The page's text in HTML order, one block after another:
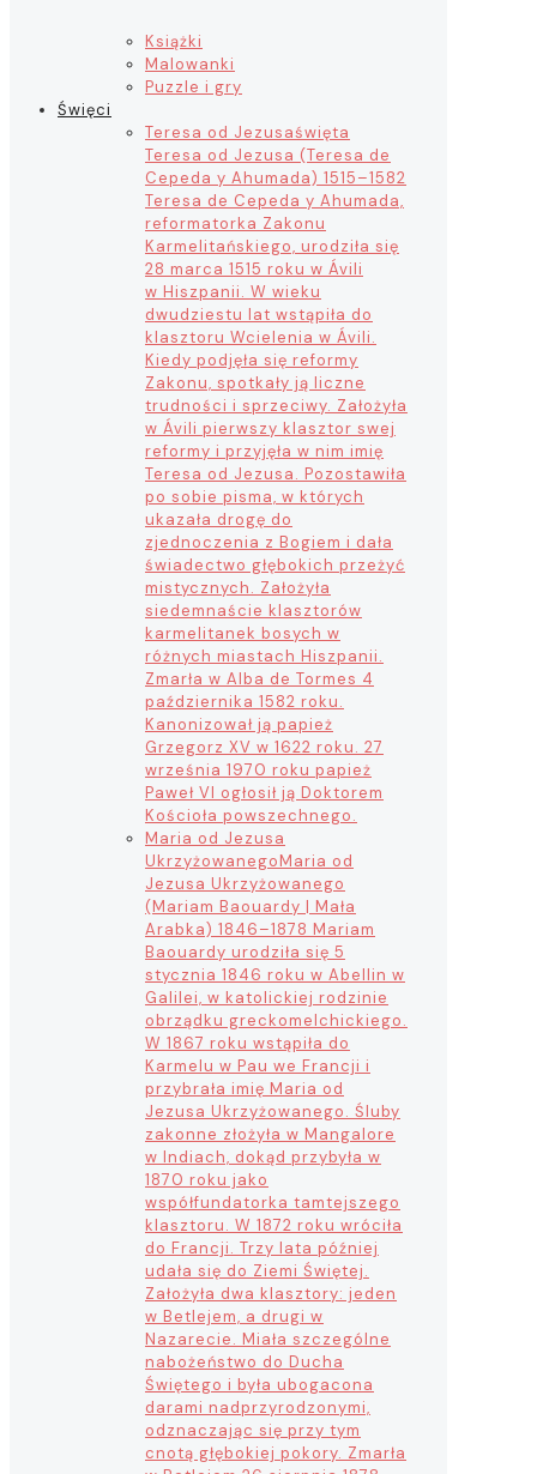
Książki
Malowanki
Puzzle i gry
Święci
Teresa od Jezusaświęta
Teresa od Jezusa (Teresa de
Cepeda y Ahumada) 1515–1582
Teresa de Cepeda y Ahumada,
reformatorka Zakonu
Karmelitańskiego, urodziła się
28 marca 1515 roku w Ávili
w Hiszpanii. W wieku
dwudziestu lat wstąpiła do
klasztoru Wcielenia w Ávili.
Kiedy podjęła się reformy
Zakonu, spotkały ją liczne
trudności i sprzeciwy. Założyła
w Ávili pierwszy klasztor swej
reformy i przyjęła w nim imię
Teresa od Jezusa. Pozostawiła
po sobie pisma, w których
ukazała drogę do
zjednoczenia z Bogiem i dała
świadectwo głębokich przeżyć
mistycznych. Założyła
siedemnaście klasztorów
karmelitanek bosych w
różnych miastach Hiszpanii.
Zmarła w Alba de Tormes 4
października 1582 roku.
Kanonizował ją papież
Grzegorz XV w 1622 roku. 27
września 1970 roku papież
Paweł VI ogłosił ją Doktorem
Kościoła powszechnego.
Maria od Jezusa
UkrzyżowanegoMaria od
Jezusa Ukrzyżowanego
(Mariam Baouardy | Mała
Arabka) 1846–1878 Mariam
Baouardy urodziła się 5
stycznia 1846 roku w Abellin w
Galilei, w katolickiej rodzinie
obrządku greckomelchickiego.
W 1867 roku wstąpiła do
Karmelu w Pau we Francji i
przybrała imię Maria od
Jezusa Ukrzyżowanego. Śluby
zakonne złożyła w Mangalore
w Indiach, dokąd przybyła w
1870 roku jako
współfundatorka tamtejszego
klasztoru. W 1872 roku wróciła
do Francji. Trzy lata później
udała się do Ziemi Świętej.
Założyła dwa klasztory: jeden
w Betlejem, a drugi w
Nazarecie. Miała szczególne
nabożeństwo do Ducha
Świętego i była ubogacona
darami nadprzyrodzonymi,
odznaczając się przy tym
cnotą głębokiej pokory. Zmarła